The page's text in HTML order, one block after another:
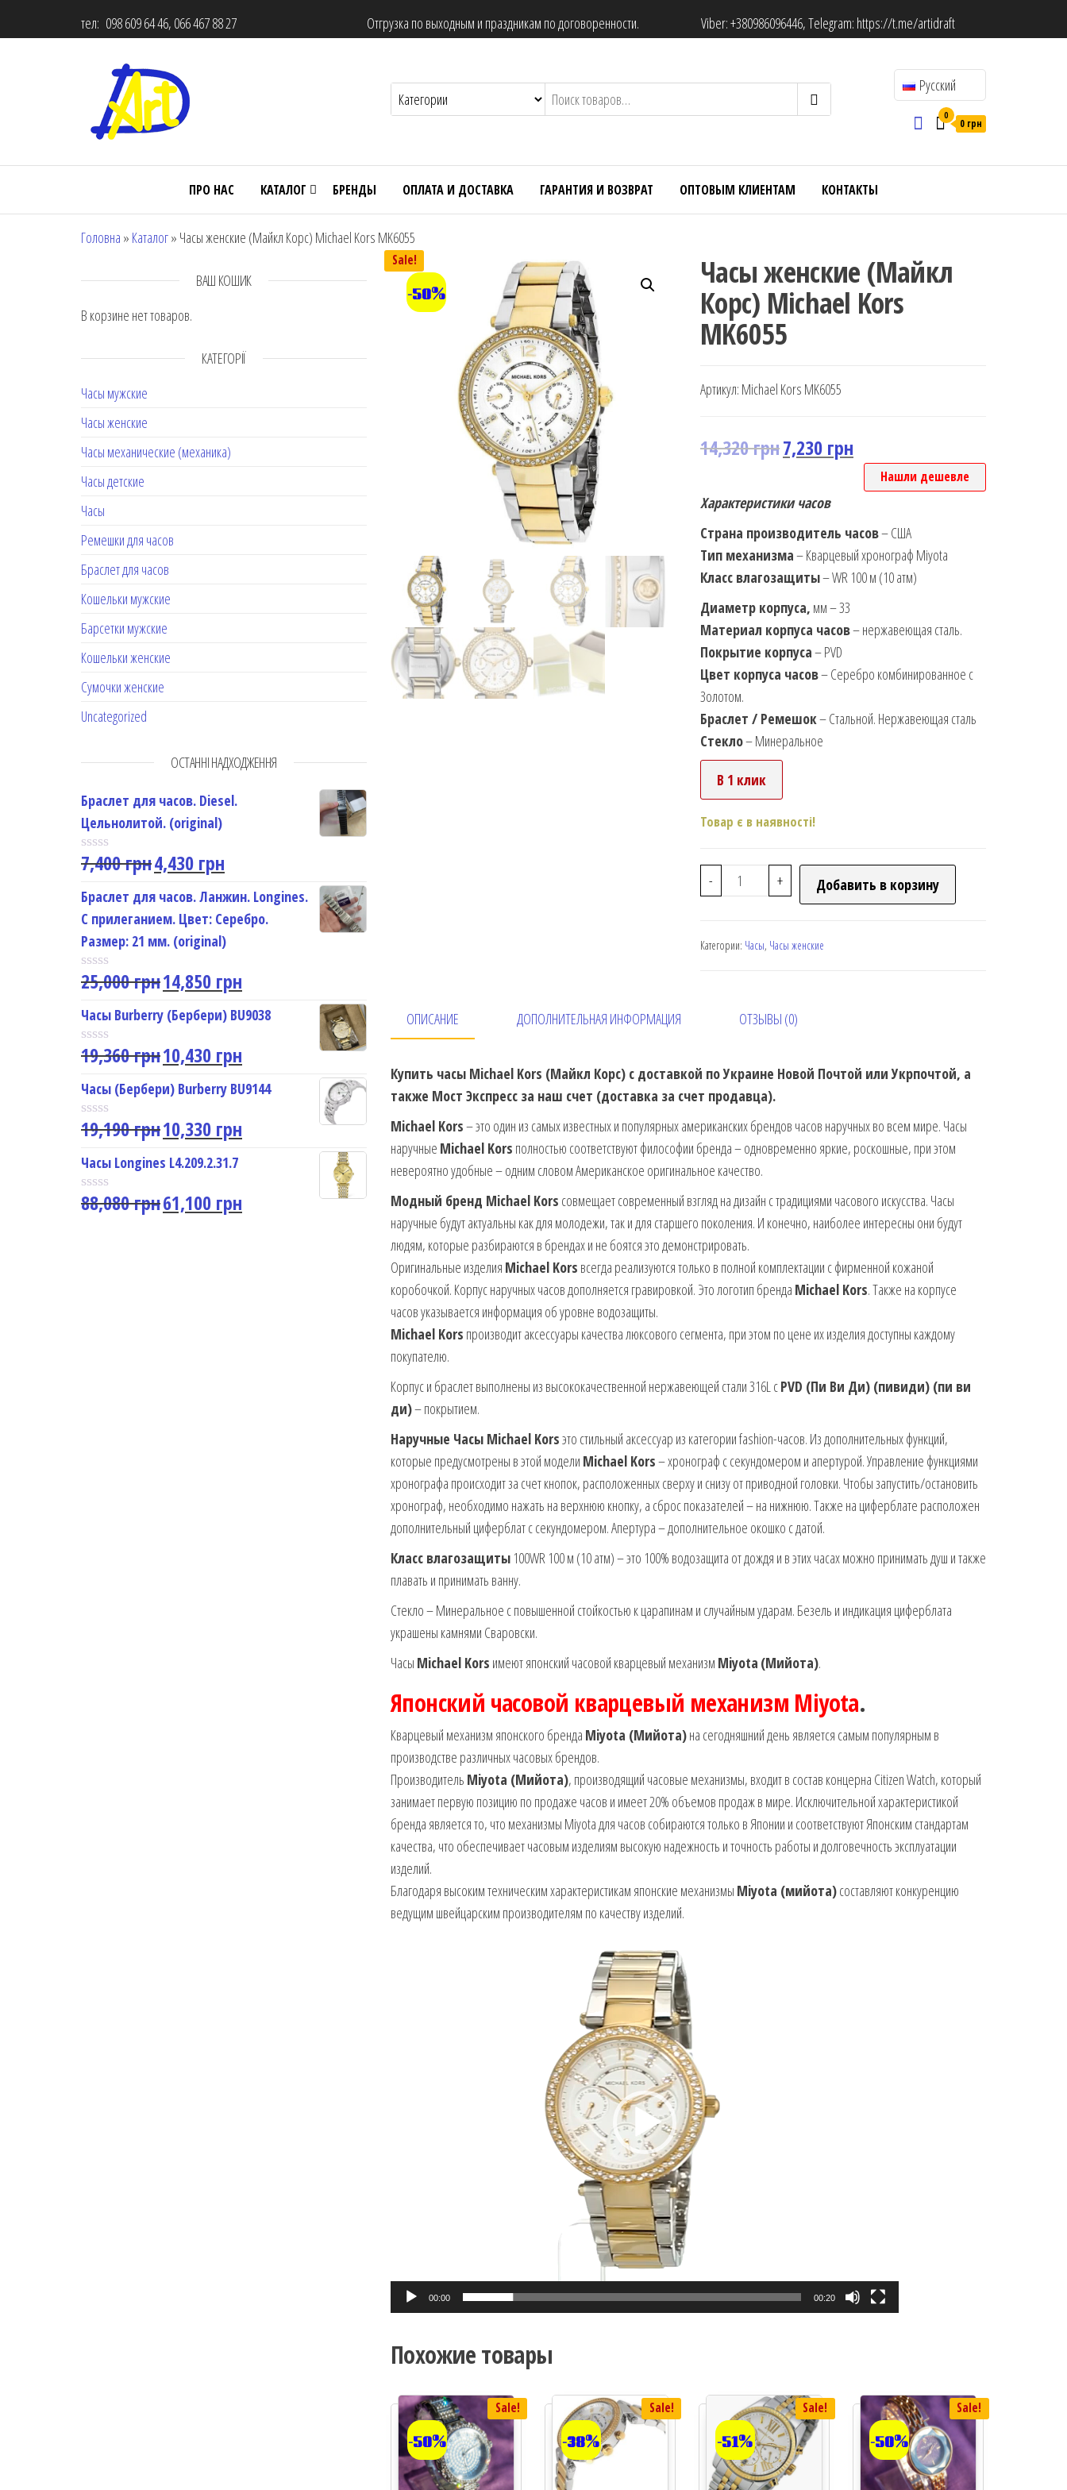
тел: 098 609 64 46, 066 467 88 27 Отгрузка по выходным и праздникам по договоренности. Viber:+380986096446, Telegram: https://t.me/artidraft
Русский
0
0 грн
ПРО НАС КАТАЛОГ БРЕНДЫ ОПЛАТА И ДОСТАВКА ГАРАНТИЯ И ВОЗВРАТ ОПТОВЫМ КЛИЕНТАМ КОНТАКТЫ
Головна » Каталог» Часы женские (Майкл Корс) Michael Kors MK6055
ВАШ КОШИК
В корзине нет товаров.
КАТЕГОРІЇ
Часы мужские
Часы женские
Часы механические (механика)
Часы детские
Часы
Ремешки для часов
Браслет для часов
Кошельки мужские
Барсетки мужские
Кошельки женские
Сумочки женские
Uncategorized
ОСТАННІ НАДХОДЖЕННЯ
Браслет для часов. Diesel.
Цельнолитой. (original)
R
t
e
d
0
o
u
t
o
5
7,400грн4,430 грн
Браслет для часов. Ланжин. Longines.
С прилеганием. Цвет: Серебро.
Размер: 21 мм. (original)
R
t
e
d
0
o
u
t
o
f
5
25,000грн14,850 грн
Часы Burberry (Бербери) BU9038
R
t
e
d
0
o
u
t
o
f
5
19,360грн10,430 грн
Часы (Бербери) Burberry BU9144
R
t
e
d
0
o
19,190грн10,330 грн
Часы Longines L4.209.2.31.7
R
88,080грн61,100 грн
Sale!
-50%
Часы женские (Майкл
Корс) Michael Kors
MK6055
Артикул: Michael Kors MK6055
14,320грн7,230 грн
Нашли дешевле
Характеристики часов
Страна производитель часов– США
Тип механизма– Кварцевый хронограф Miyota
Класс влагозащиты– WR 100 м (10 атм)
Диаметр корпуса, мм – 33
Материал корпуса часов– нержавеющая сталь.
Покрытие корпуса– PVD
Цвет корпуса часов– Серебро комбинированное с
Золотом.
Браслет / Ремешок– Стальной. Нержавеющая сталь
Стекло– Минеральное
В 1 клик
Товар є в наявності!
- + Добавить в корзину
Категории: Часы, Часы женские
ОПИСАНИЕ ДОПОЛНИТЕЛЬНАЯ ИНФОРМАЦИЯ ОТЗЫВЫ (0)
Купить часы Michael Kors (Майкл Корс) с доставкой по Украине Новой Почтой или Укрпочтой, а
также Мост Экспресс за наш счет (доставка за счет продавца).
Michael Kors– это один из самых известных и популярных американских брендов часов наручных во всем мире. Часы
наручные Michael Kors полностью соответствуют философии бренда – одновременно яркие, роскошные, при этом
невероятно удобные – одним словом Американское оригинальное качество.
Модный бренд Michael Kors совмещает современный взгляд на дизайн с традициями часового искусства. Часы
наручные будут актуальны как для молодежи, так и для старшего поколения. И конечно, наиболее интересны они будут
людям, которые разбираются в брендах и не боятся это демонстрировать.
Оригинальные изделия Michael Kors всегда реализуются только в полной комплектации с фирменной кожаной
коробочкой. Корпус наручных часов дополняется гравировкой. Это логотип бренда Michael Kors. Также на корпусе
часов указывается информация об уровне водозащиты.
Michael Kors производит аксессуары качества люксового сегмента, при этом по цене их изделия доступны каждому
покупателю.
Корпус и браслет выполнены из высококачественной нержавеющей стали 316L сPVD (Пи Ви Ди) (пивиди) (пи ви
ди)– покрытием.
Наручные Часы Michael Korsэто стильный аксессуар из категории fashion-часов. Из дополнительных функций,
которые предусмотрены в этой модели Michael Kors– хронограф с секундомером и апертурой. Управление функциями
хронографа происходит за счет кнопок, расположенных сверху и снизу от приводной головки. Чтобы запустить/остановить
хронограф, необходимо нажать на верхнюю кнопку, а сброс показателей – на нижнюю. Также на циферблате расположен
дополнительный циферблат с секундомером. Апертура – дополнительное окошко с датой.
Класс влагозащиты 100WR 100 м (10 атм) – это 100% водозащита от дождя и в этих часах можно принимать душ и также
плавать и принимать ванну.
Стекло – Минеральное с повышенной стойкостью к царапинам и случайным ударам. Безель и индикация циферблата
украшены камнями Сваровски.
Часы Michael Kors имеют японский часовой кварцевый механизм Miyota (Мийота).
Японский часовой кварцевый механизм Miyota.
Кварцевый механизм японского бренда Miyota (Мийота)на сегодняшний день является самым популярным в
производстве различных часовых брендов.
Производитель Miyota (Мийота), производящий часовые механизмы, входит в состав концерна Citizen Watch, который
занимает первую позицию по продаже часов и имеет 20% объемов продаж в мире. Исключительной характеристикой
бренда является то, что механизмы Miyota для часов собираются только в Японии и соответствуют Японским стандартам
качества, что обеспечивает часовым изделиям высокую надежность и точность работы и долговечность эксплуатации
изделий.
Благодаря высоким техническим характеристикам японские механизмы Miyota (мийота)составляют конкуренцию
ведущим швейцарским производителям по качеству изделий.
00:00 00:20
Похожие товары
Sale!
-50%
Sale!
-38%
Sale!
-51%
Sale!
-50%